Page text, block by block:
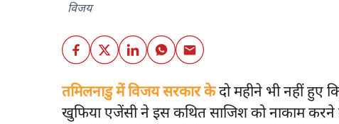
विजय
तमिलनाडु में विजय सरकार केदो महीने भी नहीं हुए
खुफिया एजेंसी ने इस कथित साजिश को नाकाम करने